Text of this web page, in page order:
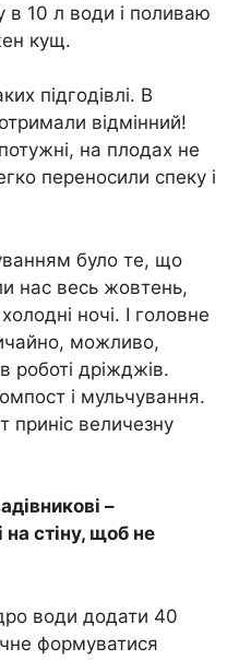
10 л води і поливаю
кущ.
підгодівлі. В
відмінний!
на плодах не
переносили спеку і
було те, що
нас весь жовтень,
ночі. І головне
можливо,
роботі дріжджів.
і мульчування.
приніс величезну
–
на стіну, щоб не
води додати 40
формуватися